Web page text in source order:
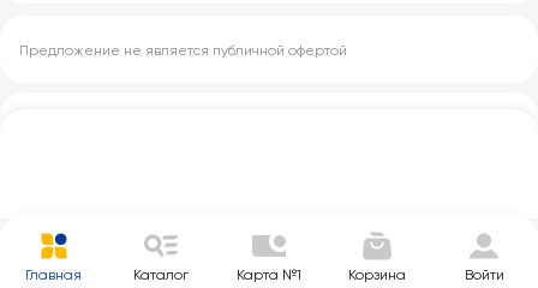
Предложение не является публичной офертой
Главная Каталог Карта №1 Корзина Войти